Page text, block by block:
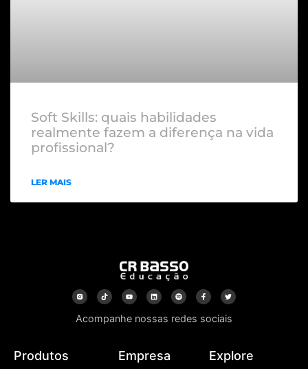
Soft Skills: quais habilidades
realmente fazem a diferença na vida
profissional?
LER MAIS
Acompanhe nossas redes sociais
Produtos Empresa Explore